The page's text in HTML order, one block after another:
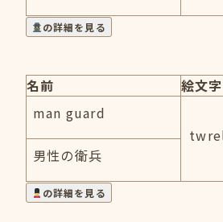
の詳細を見る
名前
絵文字
man guard
男性の衛兵
の詳細を見る